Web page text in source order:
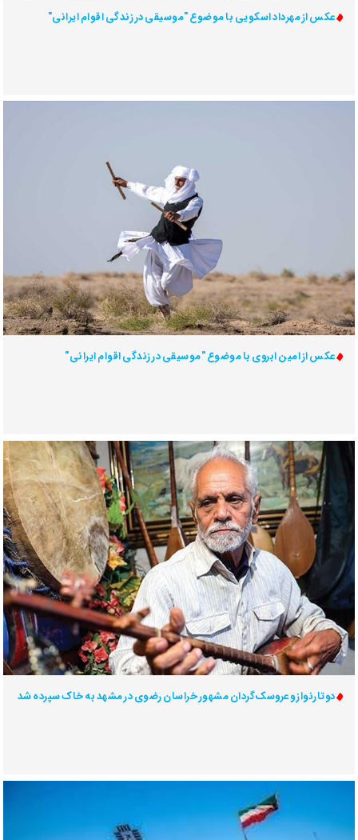
عکس از مهرداد اسکویی با موضوع "موسیقی در زندگی اقوام ایرانی"
عکس از امین ابروی با موضوع "موسیقی در زندگی اقوام ایرانی"
دوتارنواز و عروسک‌گردان مشهور خراسان رضوی در مشهد به خاک سپرده شد